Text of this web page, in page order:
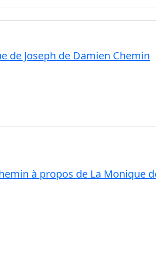
de Joseph de Damien Chemin
à propos de La Monique